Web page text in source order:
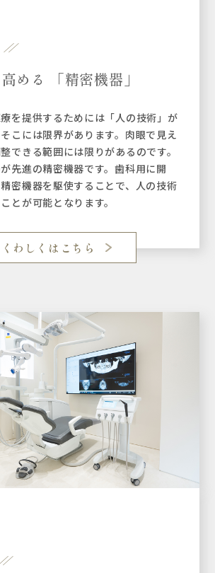
める 「精密機器」
を提供するためには「人の技術」が
こには限界があります。肉眼で見え
できる範囲には限りがあるのです。
先進の精密機器です。歯科用に開
密機器を駆使することで、人の技術
とが可能となります。
くわしくはこちら